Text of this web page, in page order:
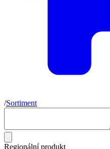
/Sortiment
Regionální produkt